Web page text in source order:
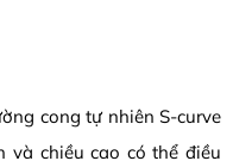
cong tự nhiên S-curve
và chiều cao có thể điều